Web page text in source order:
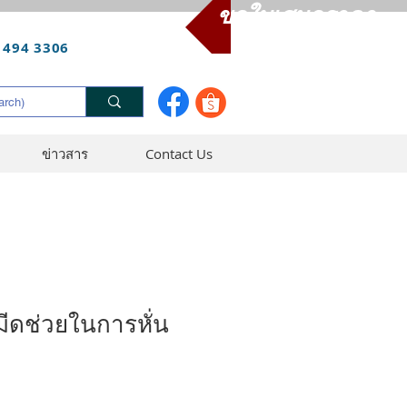
ขอใบเสนอราคา
3306
ข่าวสาร Contact Us
ดช่วยในการหั่น